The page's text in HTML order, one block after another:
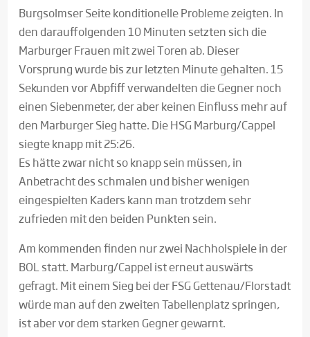
Burgsolmser Seite konditionelle Probleme zeigten. In
den darauffolgenden 10 Minuten setzten sich die
Marburger Frauen mit zwei Toren ab. Dieser
Vorsprung wurde bis zur letzten Minute gehalten. 15
Sekunden vor Abpfiff verwandelten die Gegner noch
einen Siebenmeter, der aber keinen Einfluss mehr auf
den Marburger Sieg hatte. Die HSG Marburg/Cappel
siegte knapp mit 25:26.
Es hätte zwar nicht so knapp sein müssen, in
Anbetracht des schmalen und bisher wenigen
eingespielten Kaders kann man trotzdem sehr
zufrieden mit den beiden Punkten sein.
Am kommenden finden nur zwei Nachholspiele in der
BOL statt. Marburg/Cappel ist erneut auswärts
gefragt. Mit einem Sieg bei der FSG Gettenau/Florstadt
würde man auf den zweiten Tabellenplatz springen,
ist aber vor dem starken Gegner gewarnt.